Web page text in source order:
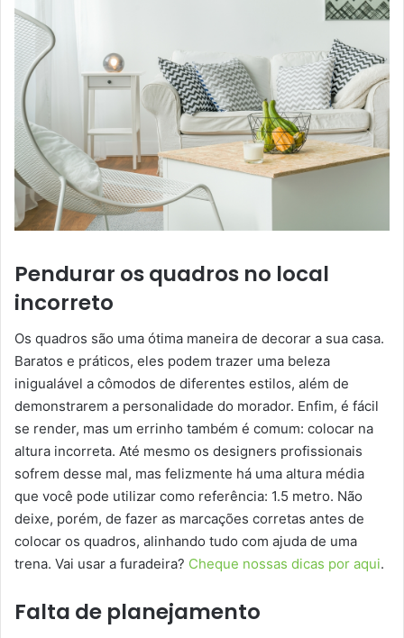
Pendurar os quadros no local
incorreto
Os quadros são uma ótima maneira de decorar a sua casa.
Baratos e práticos, eles podem trazer uma beleza
inigualável a cômodos de diferentes estilos, além de
demonstrarem a personalidade do morador. Enfim, é fácil
se render, mas um errinho também é comum: colocar na
altura incorreta. Até mesmo os designers profissionais
sofrem desse mal, mas felizmente há uma altura média
que você pode utilizar como referência: 1.5 metro. Não
deixe, porém, de fazer as marcações corretas antes de
colocar os quadros, alinhando tudo com ajuda de uma
trena. Vai usar a furadeira? Cheque nossas dicas por aqui.
Falta de planejamento